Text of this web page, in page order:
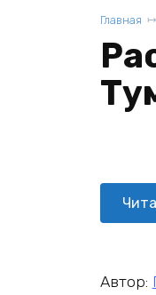
Главная
Автор: